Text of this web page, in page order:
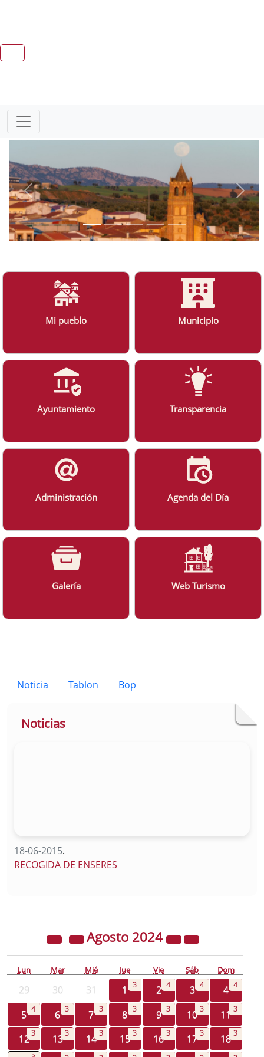
Mi pueblo Municipio
Ayuntamiento Transparencia
Administración Agenda del Día
Galería Web Turismo
Noticia Tablon Bop
Button
Noticias
18-06-2015.
RECOGIDA DE ENSERES
Agosto 2024
Lun Mar Mié Jue Vie Sáb Dom
29 30 31 1 3 2 4 3 4 4 4
5 4 6 3 7 3 8 3 9 3 10 3 11 3
12 3 13 3 14 3 15 3 16 3 17 3 18 3